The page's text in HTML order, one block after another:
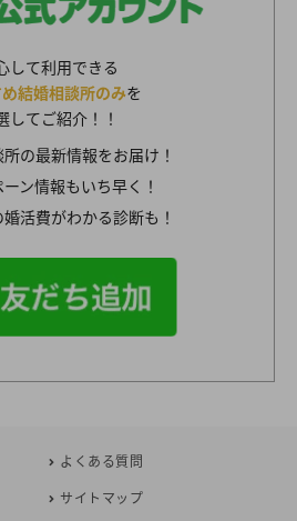
して利用できる
結婚相談所のみを
してご紹介！！
の最新情報をお届け！
ン情報もいち早く！
活費がわかる診断も！
よくある質問
サイトマップ